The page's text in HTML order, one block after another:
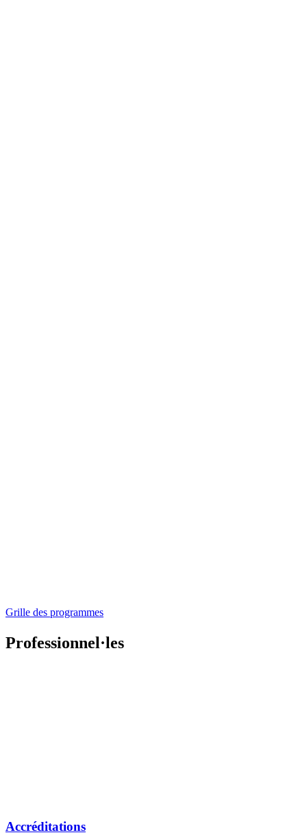
Grille des programmes
Professionnel·les
Accréditations